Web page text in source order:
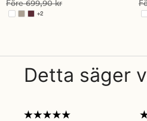
4.5
Ordinarie pris 699,90 kr
Före699,90 kr
+2
Finns i fler färger
Detta säger